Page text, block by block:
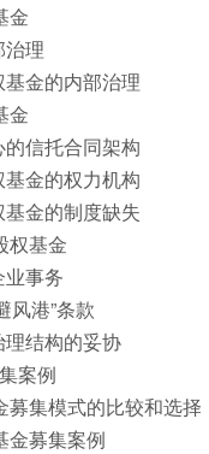
金
理
金的内部治理
金
信托合同架构
金的权力机构
金的制度缺失
权基金
事务
风港”条款
结构的妥协
案例
募集模式的比较和选择
金募集案例